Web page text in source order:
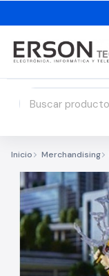
Inicio Merchandising